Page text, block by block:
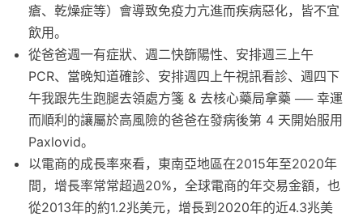
瘡、乾燥症等）會導致免疫力亢進而疾病惡化，皆不宜
飲用。
從爸爸週一有症狀、週二快篩陽性、安排週三上午
PCR、當晚知道確診、安排週四上午視訊看診、週四下
午我跟先生跑腿去領處方箋 & 去核心藥局拿藥 ── 幸運
而順利的讓屬於高風險的爸爸在發病後第 4 天開始服用
Paxlovid。
以電商的成長率來看，東南亞地區在2015年至2020年
間，增長率常常超過20%，全球電商的年交易金額，也
從2013年的約1.2兆美元，增長到2020年的近4.3兆美